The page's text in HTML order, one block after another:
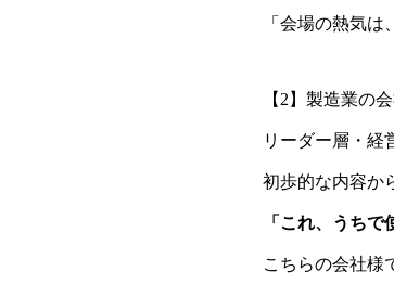
「会場の熱気は
【2】製造業の
リーダー層・経
初歩的な内容か
「これ、うちで
こちらの会社様